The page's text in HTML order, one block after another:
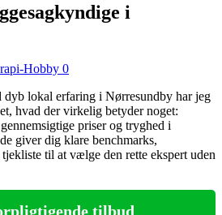
i
Hobby 0
dyb lokal erfaring i Nørresundby har jeg
hvad der virkelig betyder noget:
priser og tryghed i
giver dig klare benchmarks,
til at vælge den rette ekspert uden
tilbud